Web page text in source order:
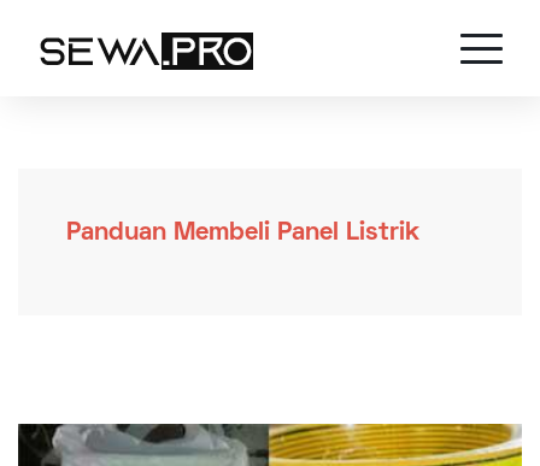
Panduan Membeli Panel Listrik